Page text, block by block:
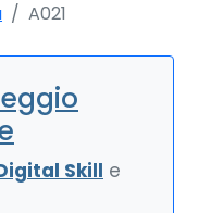
A021
Skill e